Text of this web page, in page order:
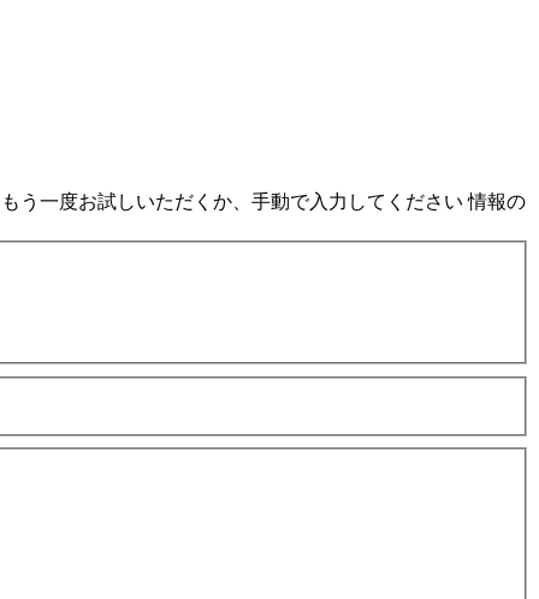
う一度お試しいただくか、手動で入力してください 情報の